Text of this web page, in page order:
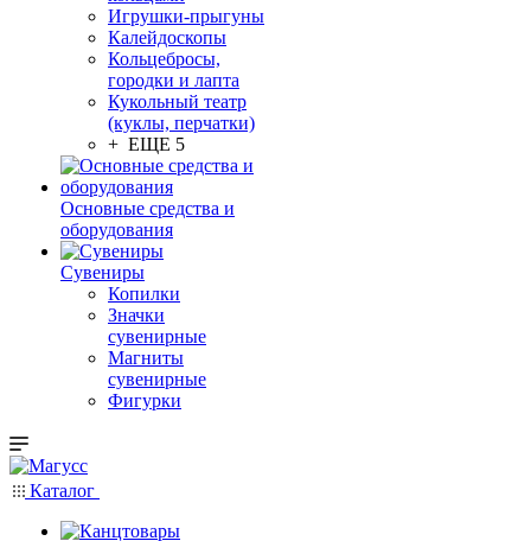
Игрушки-прыгуны
Калейдоскопы
Кольцебросы,
городки и лапта
Кукольный театр
(куклы, перчатки)
+ ЕЩЕ 5
Основные средства и
оборудования
Сувениры
Копилки
Значки
сувенирные
Магниты
сувенирные
Фигурки
Каталог